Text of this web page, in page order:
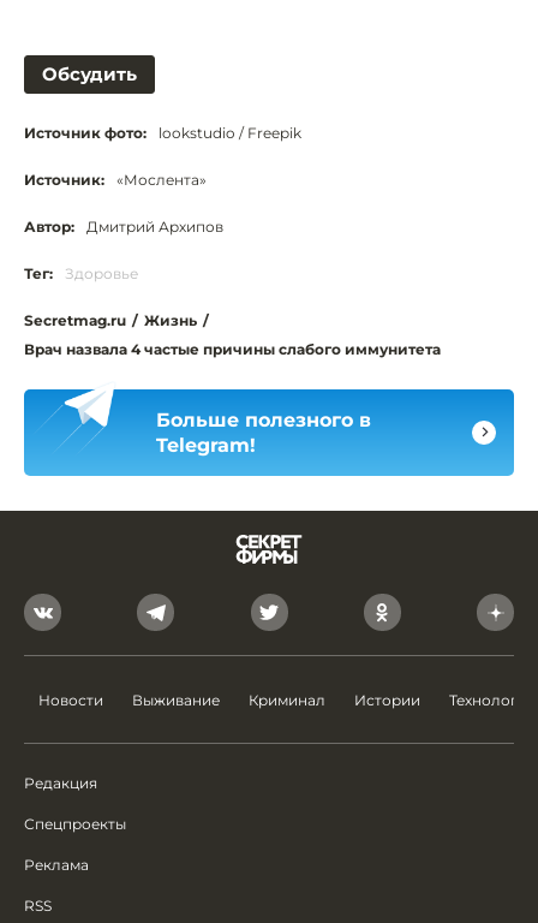
Обсудить
Источник фото: lookstudio / Freepik
Источник: «Мослента»
Автор: Дмитрий Архипов
Тег: Здоровье
Secretmag.ru / Жизнь /
Врач назвала 4 частые причины слабого иммунитета
Больше полезного в
Telegram!
Новости Выживание Криминал Истории Технологии
Редакция
Спецпроекты
Реклама
RSS